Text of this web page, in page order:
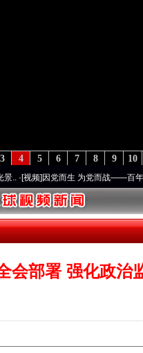
10
9
8
7
6
5
4
3
视频]因党而生 为党而战——百年“纪”
会部署 强化政治